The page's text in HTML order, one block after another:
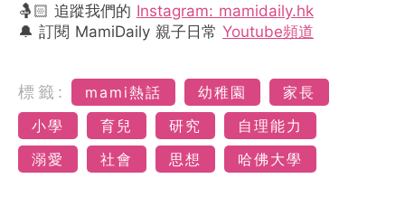
🤱🏻 追蹤我們的 Instagram: mamidaily.hk
🔔 訂閱 MamiDaily 親子日常 Youtube頻道
標籤: mami熱話 幼稚園
家長
小學
育兒 研究
自理能力
溺愛
社會 思想 哈佛大學